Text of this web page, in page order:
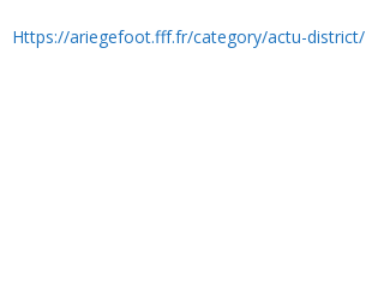
https://ariegefoot.fff.fr/category/actu-district/